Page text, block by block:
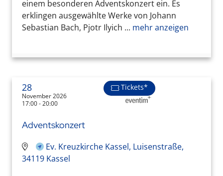
einem besonderen Adventskonzert ein. Es
erklingen ausgewählte Werke von Johann
Sebastian Bach, Pjotr Ilyich ... mehr anzeigen
28
November 2026
17:00 - 20:00
Tickets*
Adventskonzert
Ev. Kreuzkirche Kassel, Luisenstraße,
34119 Kassel